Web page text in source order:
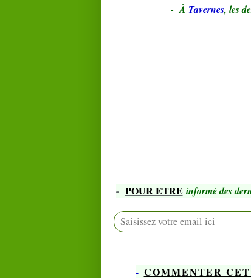
- À Tavernes, les
- POUR ETRE informé des
- COMMENTER